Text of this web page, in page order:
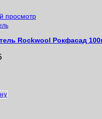
просмотр
Rockwool Рокфасад